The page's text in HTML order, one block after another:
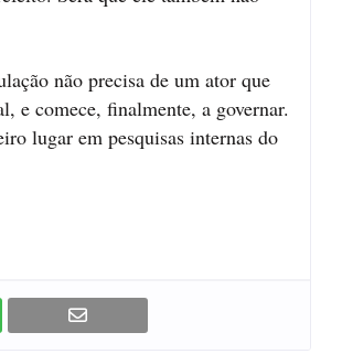
não precisa de um ator que
e comece, finalmente, a governar.
lugar em pesquisas internas do